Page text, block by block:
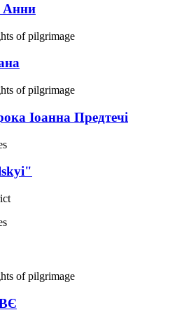
Анни
of pilgrimage
of pilgrimage
Іоанна Предтечі
of pilgrimage